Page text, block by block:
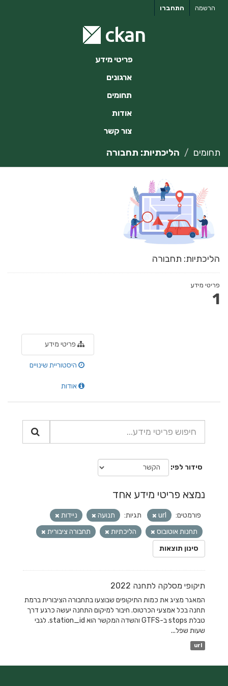
התחברו הרשמה
פריטי מידע
ארגונים
תחומים
אודות
צור קשר
תחומים הליכתיות: תחבורה
הליכתיות: תחבורה
פריטי מידע
1
פריטי מידע
היסטוריית שינויים
אודות
סידור לפי
נמצא פריטי מידע אחד
פורמטים: url תגיות: תנועה
ניידות
תחנות אוטובוס
הליכתיות
תחבורה ציבורית
סינון תוצאות
תיקופי מסלקה לתחנה 2022
המאגר מציג את כמות התיקופים שבוצעו בתחבורה הציבורית ברמת
תחנה בכל אמצעי הכרטוס. חיבור למיקום התחנה יעשה כרגע דרך
טבלת stops ב-GTFS והשדה המקשר הוא station_id. לגבי
שעות שפל...
url